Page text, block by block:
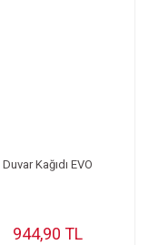
Duvar Kağıdı EVO
944,90 TL